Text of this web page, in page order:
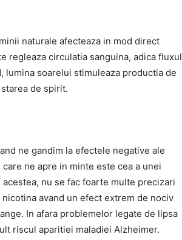
naturale afecteaza in mod direct
regleaza circulatia sanguina, adica fluxul
soarelui stimuleaza productia de
de spirit.
ne gandim la efectele negative ale
ne apre in minte este cea a unei
nu se fac foarte multe precizari
avand un efect extrem de nociv
In afara problemelor legate de lipsa
riscul aparitiei maladiei Alzheimer.